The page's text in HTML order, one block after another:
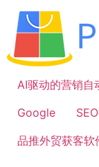
容
AI驱动的营销自
Google
品推外贸获客软